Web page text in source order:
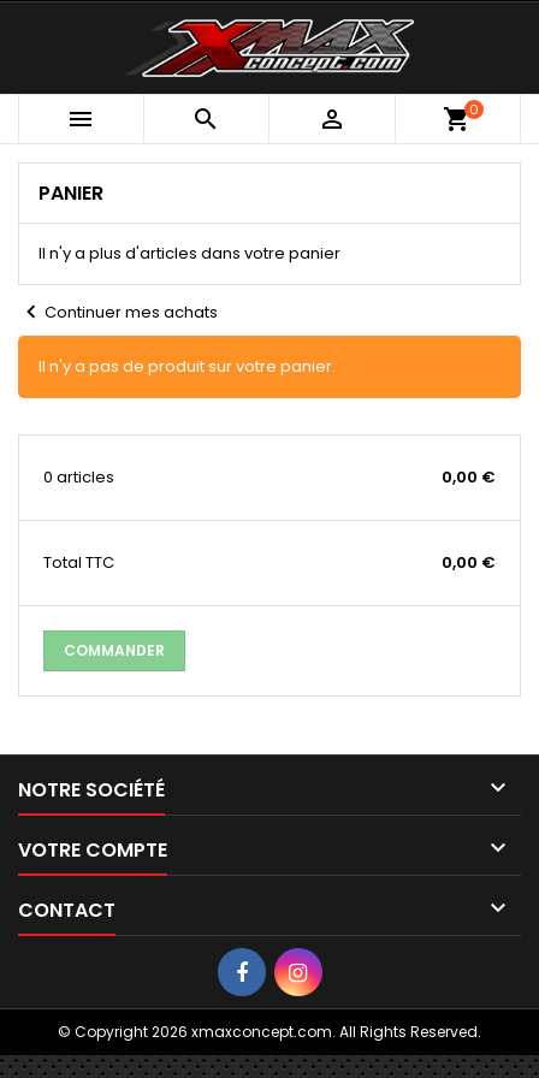
   shopping_cart0
PANIER
Il n'y a plus d'articles dans votre panier
chevron_left Continuer mes achats
Il n'y a pas de produit sur votre panier.
0 articles 0,00 €
Total TTC 0,00 €
COMMANDER
NOTRE SOCIÉTÉ 
VOTRE COMPTE 
CONTACT 
© Copyright 2026 xmaxconcept.com. All Rights Reserved.